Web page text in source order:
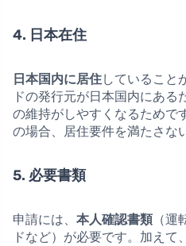
4. 日本在住
日本国内に居住していること
ドの発行元が日本国内にあ
の維持がしやすくなるためで
の場合、居住要件を満たさな
5. 必要書類
申請には、 本人確認書類 （
ドなど）が必要です。加え